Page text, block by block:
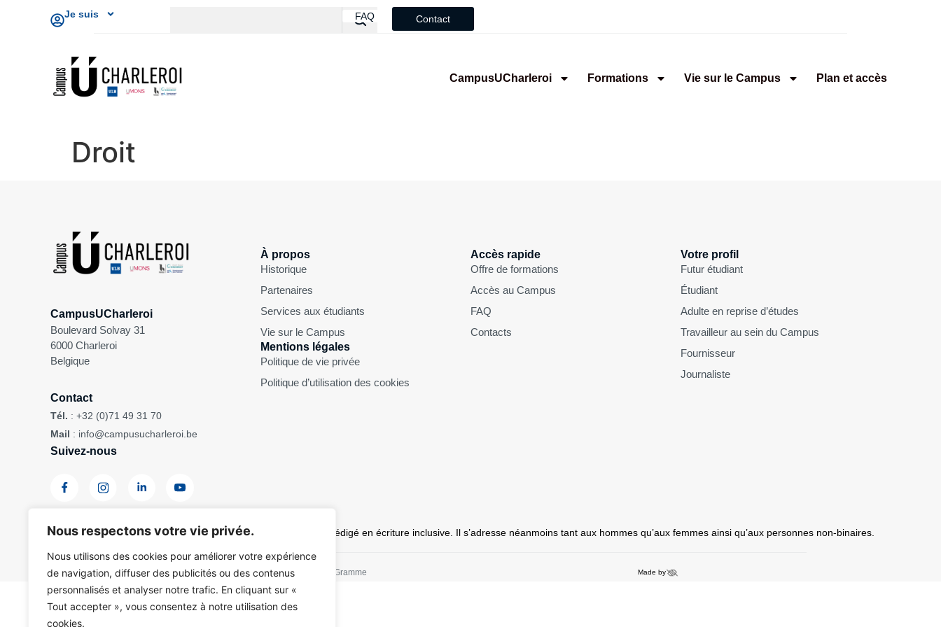
Nous respectons votre vie privée.
Nous utilisons des cookies pour améliorer votre expérience
de navigation, diffuser des publicités ou des contenus
personnalisés et analyser notre trafic. En cliquant sur «
Tout accepter », vous consentez à notre utilisation des
cookies.
Je suis FAQ Contact
CampusUCharleroi Formations Vie sur le Campus Plan et accès
Droit
CampusUCharleroi
Boulevard Solvay 31
6000 Charleroi
Belgique
Contact
Tél. : +32 (0)71 49 31 70
Mail : info@campusucharleroi.be
À propos
Historique
Partenaires
Services aux étudiants
Vie sur le Campus
Mentions légales
Politique de vie privée
Politique d’utilisation des cookies
Accès rapide
Offre de formations
Accès au Campus
FAQ
Contacts
Votre profil
Futur étudiant
Étudiant
Adulte en reprise d’études
Travailleur au sein du Campus
Fournisseur
Journaliste
Suivez-nous
Pour des raisons d’ergonomie de lecture, ce site web n’est pas rédigé en écriture inclusive. Il s’adresse néanmoins tant aux hommes qu’aux femmes ainsi qu’aux personnes non-binaires.
Copyright © 2026 CampusUCharleroi – ASBL Centre Universitare Zénobe Gramme Made by